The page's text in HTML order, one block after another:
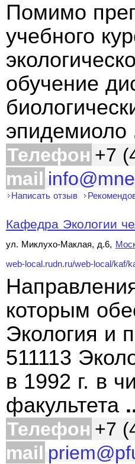
Помимо
учебного
обучение
эпидемиоло
Телефон +7
mail
Написать отзыв
Кафедра Экологии
ул. Миклухо-Маклая, д.6,
web-local.rudn.ru/web-local/kaf/
которым
Экология и
511113
в 1992 г. в
факультета
Телефон +7
mail